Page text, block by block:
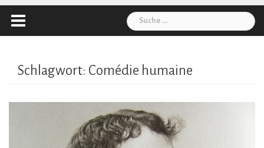
Suche
nach:
Schlagwort: Comédie humaine